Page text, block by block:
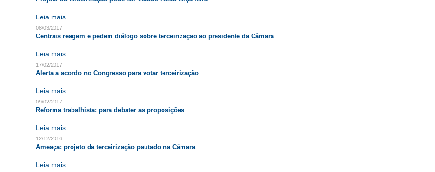
Leia mais
08/03/2017
Centrais reagem e pedem diálogo sobre terceirização ao presidente da Câmara
Leia mais
17/02/2017
Alerta a acordo no Congresso para votar terceirização
Leia mais
09/02/2017
Reforma trabalhista: para debater as proposições
Leia mais
12/12/2016
Ameaça: projeto da terceirização pautado na Câmara
Leia mais